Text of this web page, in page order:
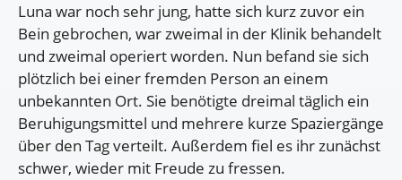
Luna war noch sehr jung, hatte sich kurz zuvor ein
Bein gebrochen, war zweimal in der Klinik behandelt
und zweimal operiert worden. Nun befand sie sich
plötzlich bei einer fremden Person an einem
unbekannten Ort. Sie benötigte dreimal täglich ein
Beruhigungsmittel und mehrere kurze Spaziergänge
über den Tag verteilt. Außerdem fiel es ihr zunächst
schwer, wieder mit Freude zu fressen.